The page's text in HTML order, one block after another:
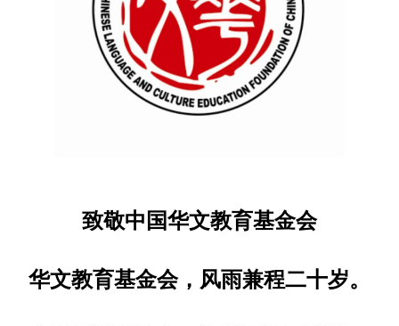
致敬中国华文教育基金会
华文教育基金会，风雨兼程二十岁。